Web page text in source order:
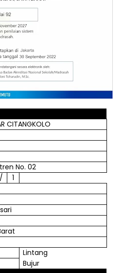
CITANGKOLO
No. 02
/
1
Lintang
Bujur